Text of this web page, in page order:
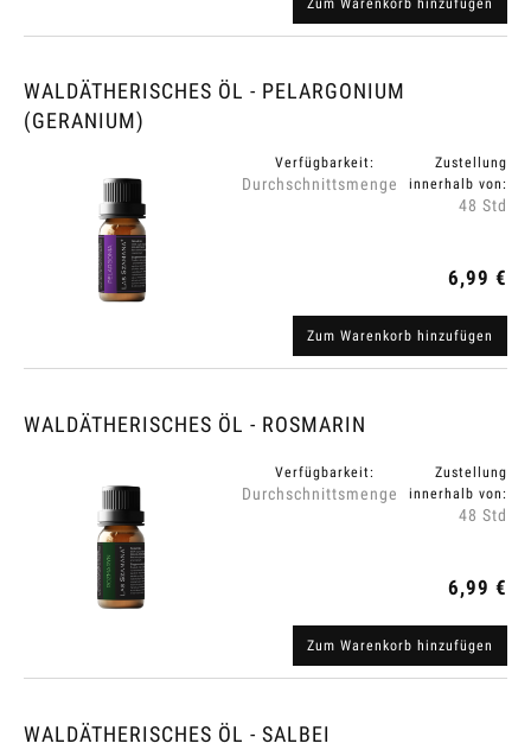
WALDÄTHERISCHES ÖL - PELARGONIUM
(GERANIUM)
Verfügbarkeit:
Durchschnittsmenge
Zustellung
innerhalb von:
48 Std
6,99 €
Zum Warenkorb hinzufügen
WALDÄTHERISCHES ÖL - ROSMARIN
Verfügbarkeit:
Durchschnittsmenge
Zustellung
innerhalb von:
48 Std
6,99 €
Zum Warenkorb hinzufügen
WALDÄTHERISCHES ÖL - SALBEI